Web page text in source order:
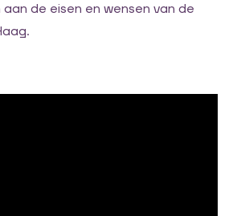
de eisen en wensen van de